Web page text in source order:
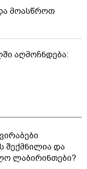
მოასწროთ
აღმოჩნდება:
შექმნილია და
ლაბირინთები?